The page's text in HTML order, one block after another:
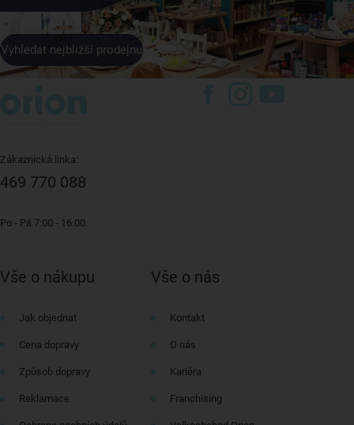
Vyhledat nejbližší prodejnu
Zákaznická linka:
469 770 088
Po - Pá 7:00 - 16:00
Vše o nákupu
Jak objednat
Cena dopravy
Způsob dopravy
Reklamace
Vše o nás
Kontakt
O nás
Kariéra
Franchising